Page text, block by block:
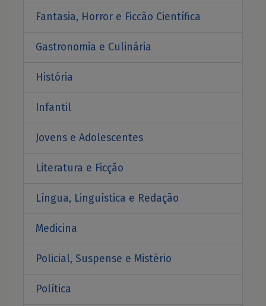
Fantasia, Horror e Ficcão Científica
Gastronomia e Culinária
História
Infantil
Jovens e Adolescentes
Literatura e Ficção
Língua, Linguística e Redação
Medicina
Policial, Suspense e Mistério
Política